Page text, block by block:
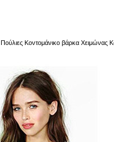
Πούλιες Κοντομάνικο βάρκα Χειμώνας